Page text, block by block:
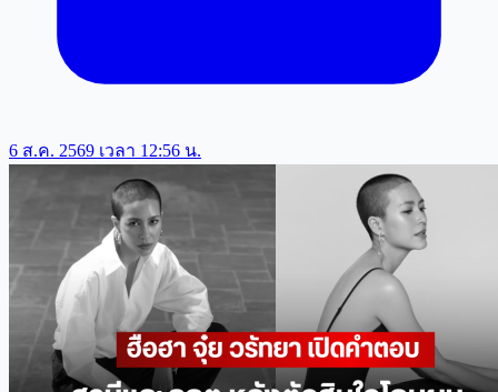
6 ส.ค. 2569 เวลา 12:56 น.